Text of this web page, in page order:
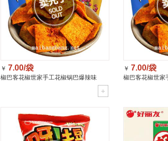
￥ 7.00/袋
椒巴客花椒世家手工花椒锅巴爆辣味
￥ 7.00/袋
椒巴客花椒世家